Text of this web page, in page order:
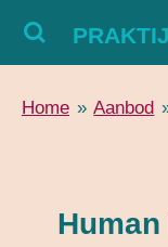
Ga
de
Home » Aanbod